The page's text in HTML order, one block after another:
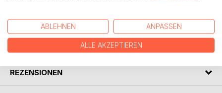
AUTOR/IN
REZENSIONEN
ABLEHNEN ANPASSEN
ALLE AKZEPTIEREN